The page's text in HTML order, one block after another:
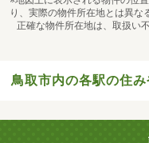
り、実際の物件所在地とは異な
正確な物件所在地は、取扱い
鳥取市内の各駅の住み